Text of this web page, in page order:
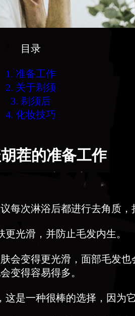
目录
1. 准备工作
2. 关于剃须
3. 剃须后
4. 化妆技巧
茬的准备工作
每次淋浴后都进行去角质，
更光滑，并防止毛发内生。
会变得更光滑，面部毛发也
变得容易得多。
是一种很棒的选择，因为